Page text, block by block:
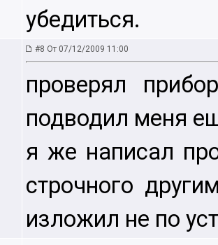
убедиться.
#8 От 07/12/2009 11:00
проверял
подводил меня
я же написал
строчного
изложил не по